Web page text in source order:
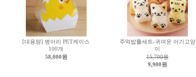
[대용량] 병아리 PET케이스
100개
58,000원
주먹밥틀세트-귀여운 아기고양
이
15,700원
9,900원